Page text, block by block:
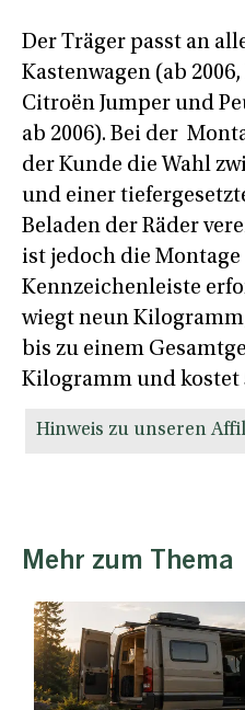
Der Träger passt an
Kastenwagen (ab
Citroën Jumper und
ab 2006). Bei der
der Kunde die Wahl
und einer
Beladen der Räder
ist jedoch die
Kennzeichenleiste
wiegt neun
bis zu einem
Kilogramm und kostet
Hinweis zu unseren
Mehr zum Thema